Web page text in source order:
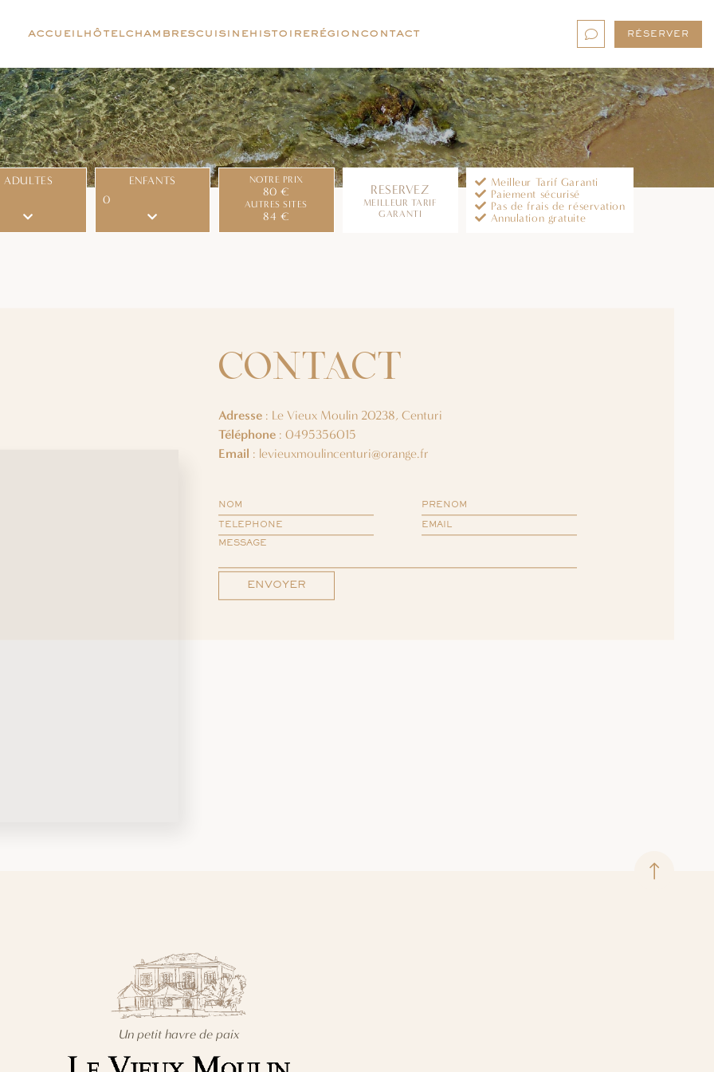
accueilhôtelchambrescuisinehistoirerégion contact
ADULTES ENFANTS NOTRE PRIX
80 €
AUTRES SITES
84 €
RESERVEZ
MEILLEUR TARIF
GARANTI
Meilleur Tarif Garanti
Paiement sécurisé
Pas de frais de réservation
Annulation gratuite
CONTACT
Adresse : Le Vieux Moulin 20238, Centuri
Téléphone : 0495356015
Email : levieuxmoulincenturi@orange.fr
Un petit havre de paix